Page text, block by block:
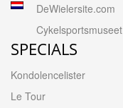
DeWielersite.com
Cykelsportsmuseet
SPECIALS
Kondolencelister
Le Tour